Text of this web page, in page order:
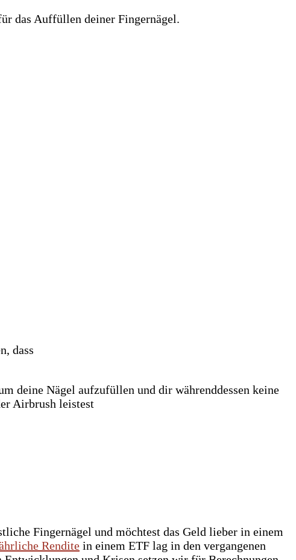
das Auffüllen deiner Fingernägel.
dass
deine Nägel aufzufüllen und dir währenddessen keine
Airbrush leistest
Fingernägel und möchtest das Geld lieber in einem
Rendite in einem ETF lag in den vergangenen